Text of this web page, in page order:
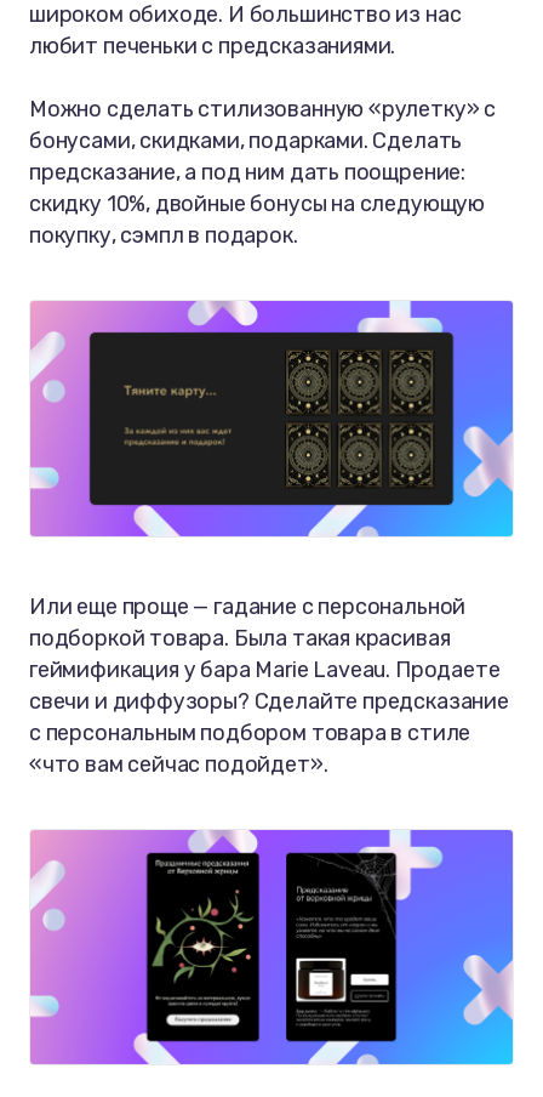
широком обиходе. И большинство из нас
любит печеньки с предсказаниями.
Можно сделать стилизованную «рулетку» с
бонусами, скидками, подарками. Сделать
предсказание, а под ним дать поощрение:
скидку 10%, двойные бонусы на следующую
покупку, сэмпл в подарок.
Или еще проще — гадание с персональной
подборкой товара. Была такая красивая
геймификация у бара Marie Laveau. Продаете
свечи и диффузоры? Сделайте предсказание
с персональным подбором товара в стиле
«что вам сейчас подойдет».